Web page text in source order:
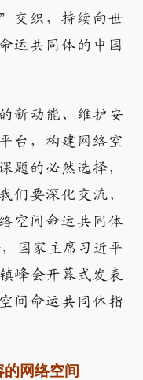
织，持续向世
运共同体的中国
新动能、维护安
台，构建网络空
题的必然选择，
们要深化交流、
空间命运共同体
国家主席习近平
峰会开幕式发表
间命运共同体指
网络空间